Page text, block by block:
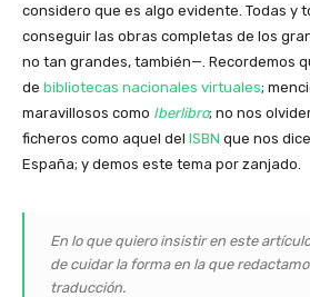
considero que es algo evidente. Todas y
conseguir las obras completas de los
no tan grandes, también—. Recordemos
de bibliotecas nacionales virtuales;
maravillosos como Iberlibro; no nos
ficheros como aquel del ISBN que nos
España; y demos este tema por zanjado.
En lo que quiero insistir en este
de cuidar la forma en la que
traducción.